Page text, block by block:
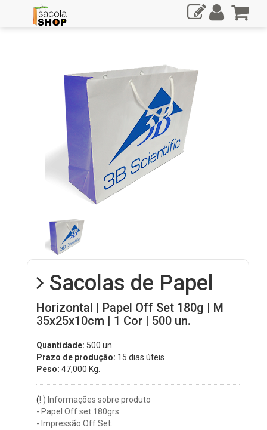
Sacolas de Papel
Horizontal | Papel Off Set 180g | M
35x25x10cm | 1 Cor | 500 un.
Quantidade: 500 un.
Prazo de produção: 15 dias úteis
Peso: 47,000 Kg.
(! ) Informações sobre produto
- Papel Off set 180grs.
- Impressão Off Set.